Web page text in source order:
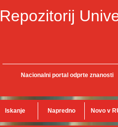
Repozitorij
Nacionalni portal odprte znanosti
Iskanje Napredno Novo v